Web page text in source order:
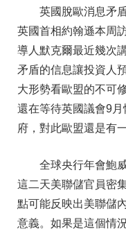
英國脫歐消息矛
英國首相約翰遜本周
導人默克爾最近幾次
矛盾的信息讓投資人
大形勢看歐盟的不可
還在等待英國議會9
府，對此歐盟還是有
全球央行年會鮑
這二天美聯儲官員密
點可能反映出美聯儲
意義。如果是這個情